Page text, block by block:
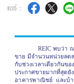
แชร์ :
REIC พบว่า ณ ไตร
ขาย มีจำนวนหน่วยลดล
กับช่วงเวลาเดียวกันข
ประกาศขายมากที่สุดยั
อาคารพาณิชย์
และบ้